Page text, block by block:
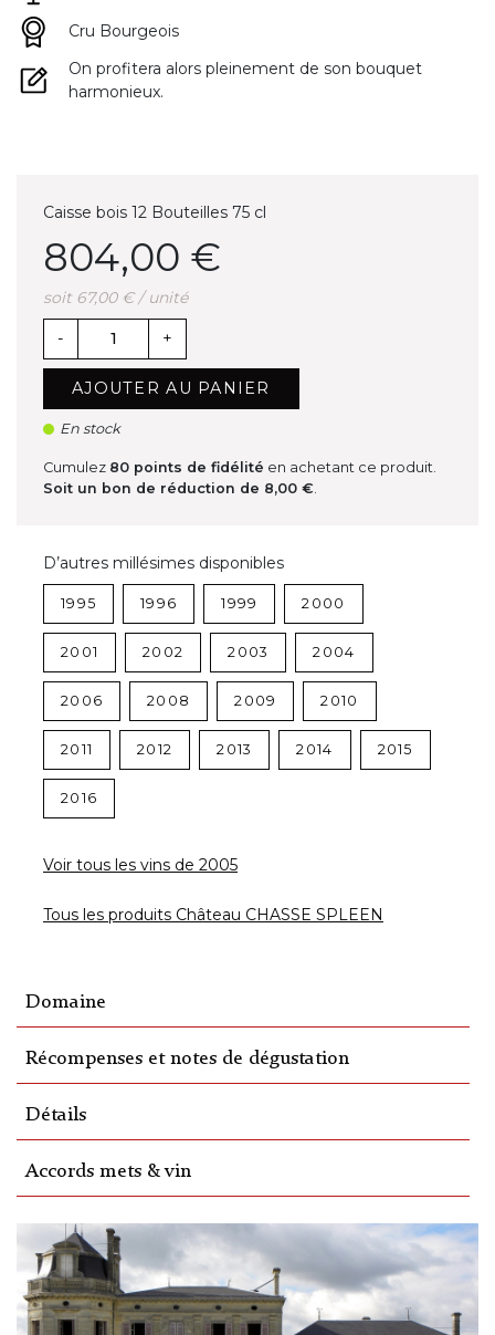
Cru Bourgeois
On profitera alors pleinement de son bouquet
harmonieux.
Caisse bois 12 Bouteilles 75 cl
804,00 €
soit 67,00 € / unité
- +
AJOUTER AU PANIER
En stock
Cumulez 80 points de fidélité en achetant ce produit.
Soit un bon de réduction de 8,00 €.
D’autres millésimes disponibles
1995 1996 1999 2000
2001 2002 2003 2004
2006 2008 2009 2010
2011 2012 2013 2014 2015
2016
Voir tous les vins de 2005
Tous les produits Château CHASSE SPLEEN
Domaine
Récompenses et notes de dégustation
Détails
Accords mets & vin